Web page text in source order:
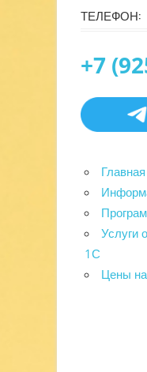
ТЕЛЕФОН:
+7
Главная
Услуги
1С
Цены